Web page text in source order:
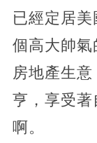
已經定居
個高大帥氣
房地產生
亨，享受
啊。